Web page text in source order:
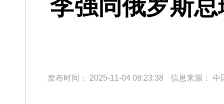
李强同俄罗斯
发布时间： 2025-11-04 08:23:38 信息来源： 中